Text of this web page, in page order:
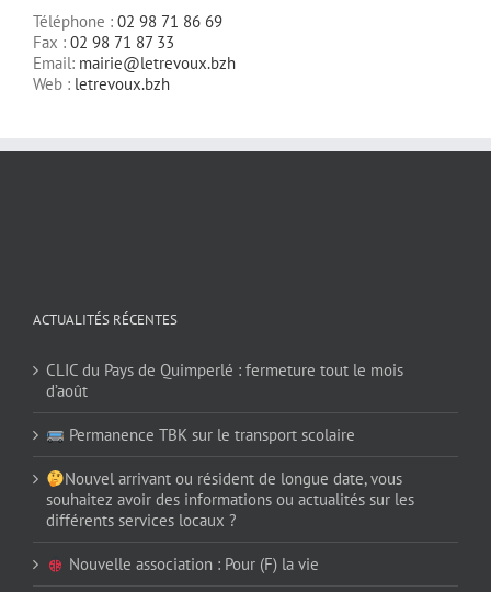
Téléphone : 02 98 71 86 69
Fax : 02 98 71 87 33
Email: mairie@letrevoux.bzh
Web : letrevoux.bzh
ACTUALITÉS RÉCENTES
CLIC du Pays de Quimperlé : fermeture tout le mois
d’août
Permanence TBK sur le transport scolaire
Nouvel arrivant ou résident de longue date, vous
souhaitez avoir des informations ou actualités sur les
différents services locaux ?
Nouvelle association : Pour (F) la vie